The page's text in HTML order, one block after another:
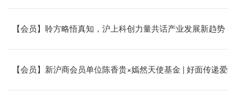
【会员】聆方略悟真知，沪上科创力量共话产业发展新趋
【会员】新沪商会员单位陈香贵×嫣然天使基金 | 好面传递